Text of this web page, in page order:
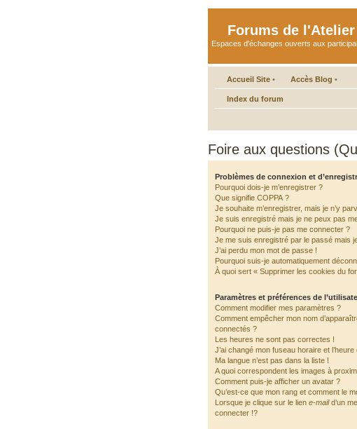
Forums de
Espaces d'échanges ouverts aux
Accueil Site • Accès Blog •
Index du forum
Foire aux questions
Problèmes de connexion et
Pourquoi dois-je m’enregistrer ?
Que signifie COPPA ?
Je souhaite m’enregistrer, mais je n’y
Je suis enregistré mais je ne peux pas
Pourquoi ne puis-je pas me connecter ?
Je me suis enregistré par le passé mais
J’ai perdu mon mot de passe !
Pourquoi suis-je automatiquement
À quoi sert « Supprimer les cookies du
Paramètres et préférences de
Comment modifier mes paramètres ?
Comment empêcher mon nom
connectés ?
Les heures ne sont pas correctes !
J’ai changé mon fuseau horaire et
Ma langue n’est pas dans la liste !
A quoi correspondent les images à
Comment puis-je afficher un avatar ?
Qu’est-ce que mon rang et comment le
Lorsque je clique sur le lien e-maild’un
connecter !?